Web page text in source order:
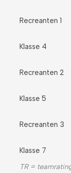
Recreanten 1
Klasse 4
Recreanten 2
Klasse 5
Recreanten 3
Klasse 7
TR =